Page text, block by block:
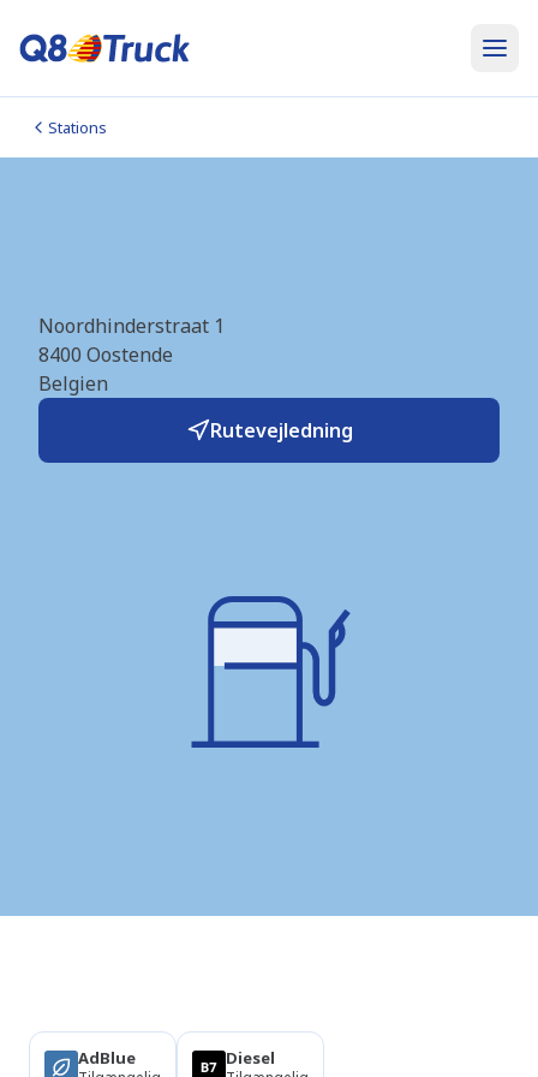
Stations
Noordhinderstraat 1
8400 Oostende
Belgien
Rutevejledning
AdBlue Diesel